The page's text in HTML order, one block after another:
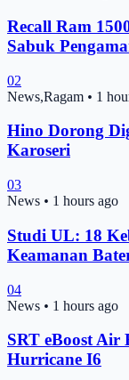
Recall Ram
Sabuk
02
News,Ragam • 1
Hino Dorong
Karoseri
03
News • 1 hours ago
Studi UL: 18
Keamanan
04
News • 1 hours ago
SRT eBoost Air
Hurricane I6